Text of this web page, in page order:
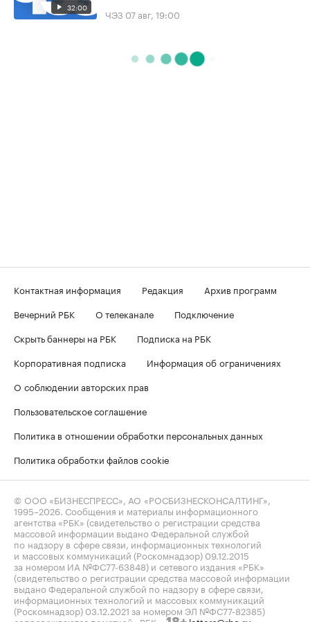
32:00 ЧЭЗ 07 авг, 19:00
Контактная информация Редакция
Архив программ
Вечерний РБК
О телеканале
Подключение
Скрыть баннеры на РБК
Подписка на РБК
Корпоративная подписка
Информация об ограничениях
О соблюдении авторских прав
Пользовательское соглашение
Политика в отношении обработки персональных данных
Политика обработки файлов cookie
© ООО «БИЗНЕСПРЕСС», АО «РОСБИЗНЕСКОНСАЛТИНГ»,
1995–2026 . Сообщения и материалы информационного
агентства «РБК» (свидетельство о регистрации средства
массовой информации выдано Федеральной службой
по надзору в сфере связи, информационных технологий
и массовых коммуникаций (Роскомнадзор) 09.12.2015
за номером ИА №ФС77-63848) и сетевого издания «РБК»
(свидетельство о регистрации средства массовой информации
выдано Федеральной службой по надзору в сфере связи,
информационных технологий и массовых коммуникаций
(Роскомнадзор) 03.12.2021 за номером ЭЛ №ФС77-82385)